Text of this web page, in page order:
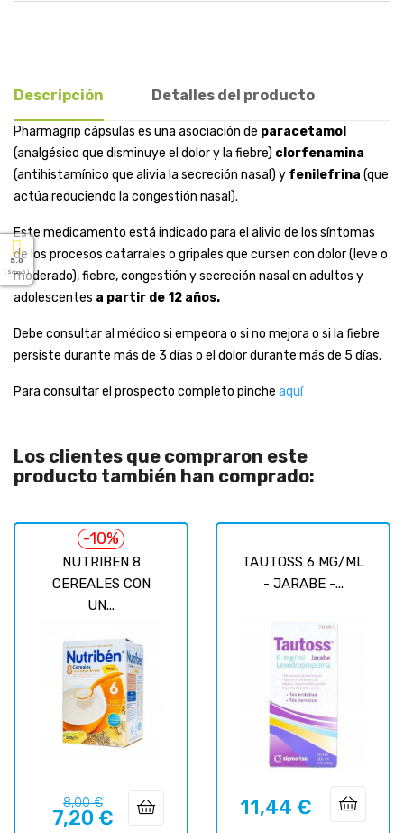
Descripción Detalles del producto
Pharmagrip cápsulas es una asociación de paracetamol
(analgésico que disminuye el dolor y la fiebre) clorfenamina
(antihistamínico que alivia la secreción nasal) y fenilefrina (que
actúa reduciendo la congestión nasal).
Este medicamento está indicado para el alivio de los síntomas
de los procesos catarrales o gripales que cursen con dolor (leve o
moderado), fiebre, congestión y secreción nasal en adultos y
adolescentes a partir de 12 años.
Debe consultar al médico si empeora o si no mejora o si la fiebre
persiste durante más de 3 días o el dolor durante más de 5 días.
Para consultar el prospecto completo pinche aquí
Los clientes que compraron este
producto también han comprado:
NUTRIBEN 8
CEREALES CON
UN...
-10%
Precio
regular
8,00 €Precio
7,20 €
TAUTOSS 6 MG/ML
- JARABE -...
Precio
11,44 €
5.0
( Sobre 5 )